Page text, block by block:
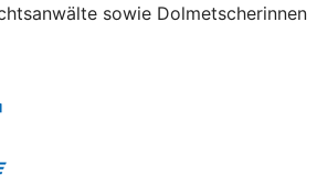
sowie Dolmetscherinnen